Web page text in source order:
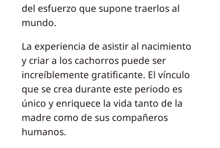
del esfuerzo que supone traerlos al
mundo.
La experiencia de asistir al nacimiento
y criar a los cachorros puede ser
increíblemente gratificante. El vínculo
que se crea durante este periodo es
único y enriquece la vida tanto de la
madre como de sus compañeros
humanos.